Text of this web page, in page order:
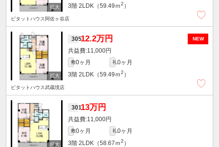
3階 2LDK（59.49ｍ2 ）
ピタットハウス阿佐ヶ谷店
NEW
30512.2万円
11,000円
敷0ヶ月 礼0ヶ月
3階 2LDK（59.49ｍ2 ）
ピタットハウス武蔵境店
30113万円
11,000円
敷0ヶ月 礼0ヶ月
3階 2LDK（58.67ｍ2 ）